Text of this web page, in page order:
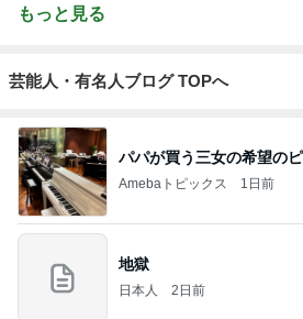
もっと見る
芸能人・有名人ブログ TOPへ
パパが買う三女の希望の
Amebaトピックス 1日前
地獄
日本人 2日前